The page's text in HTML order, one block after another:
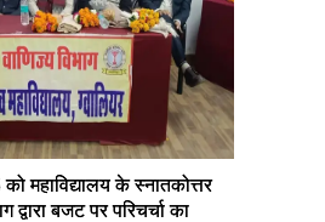
महाविद्यालय के स्नातकोत्तर
द्वारा बजट पर परिचर्चा का